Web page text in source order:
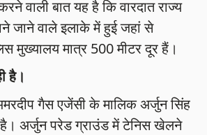
वाली बात यह है कि वारदात राज्य
जाने वाले इलाके में हुई जहां से
मुख्यालय मात्र 500 मीटर दूर हैं।
है।
गैस एजेंसी के मालिक अर्जुन सिंह
अर्जुन परेड ग्राउंड में टेनिस खेलने